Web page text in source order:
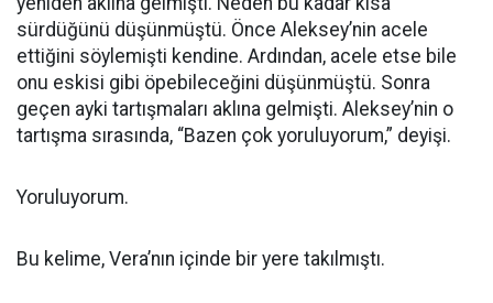
sürdüğünü düşünmüştü. Önce Aleksey’nin acele
ettiğini söylemişti kendine. Ardından, acele etse bile
onu eskisi gibi öpebileceğini düşünmüştü. Sonra
geçen ayki tartışmaları aklına gelmişti. Aleksey’nin o
tartışma sırasında, “Bazen çok yoruluyorum,” deyişi.
Yoruluyorum.
Bu kelime, Vera’nın içinde bir yere takılmıştı.